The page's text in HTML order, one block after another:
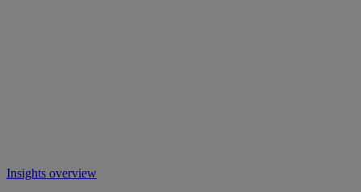
Insights overview